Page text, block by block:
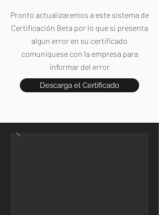
Pronto actualizaremos a este sistema de
Certificación Beta por lo que si presenta
algun error en su certificado
comuniquese con la empresa para
informar del error
Descarga el Certificado